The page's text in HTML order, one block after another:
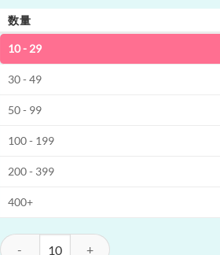
数量
10 - 29
30 - 49
50 - 99
100 - 199
200 - 399
400+
Bang E-Shisha Head 42K 使い捨てベイプ |